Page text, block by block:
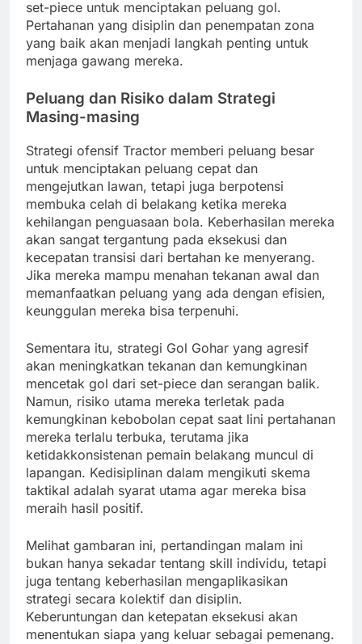
set-piece untuk menciptakan peluang gol.
Pertahanan yang disiplin dan penempatan zona
yang baik akan menjadi langkah penting untuk
menjaga gawang mereka.
Peluang dan Risiko dalam Strategi
Masing-masing
Strategi ofensif Tractor memberi peluang besar
untuk menciptakan peluang cepat dan
mengejutkan lawan, tetapi juga berpotensi
membuka celah di belakang ketika mereka
kehilangan penguasaan bola. Keberhasilan mereka
akan sangat tergantung pada eksekusi dan
kecepatan transisi dari bertahan ke menyerang.
Jika mereka mampu menahan tekanan awal dan
memanfaatkan peluang yang ada dengan efisien,
keunggulan mereka bisa terpenuhi.
Sementara itu, strategi Gol Gohar yang agresif
akan meningkatkan tekanan dan kemungkinan
mencetak gol dari set-piece dan serangan balik.
Namun, risiko utama mereka terletak pada
kemungkinan kebobolan cepat saat lini pertahanan
mereka terlalu terbuka, terutama jika
ketidakkonsistenan pemain belakang muncul di
lapangan. Kedisiplinan dalam mengikuti skema
taktikal adalah syarat utama agar mereka bisa
meraih hasil positif.
Melihat gambaran ini, pertandingan malam ini
bukan hanya sekadar tentang skill individu, tetapi
juga tentang keberhasilan mengaplikasikan
strategi secara kolektif dan disiplin.
Keberuntungan dan ketepatan eksekusi akan
menentukan siapa yang keluar sebagai pemenang.